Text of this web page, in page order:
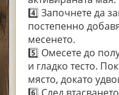
4️⃣ Започнете да
постепенно
месенето.
5️⃣ Омесете до
и гладко тесто.
място, докато
6️⃣ След